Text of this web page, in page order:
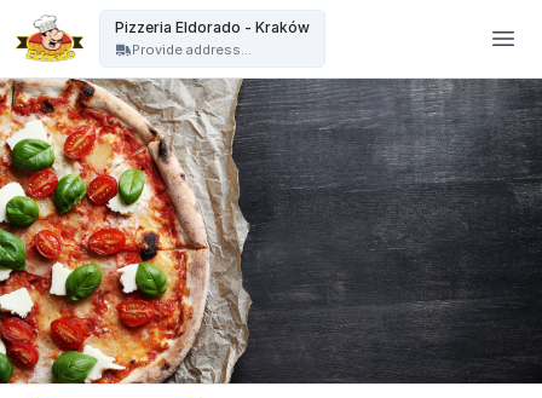
Pizzeria Eldorado - Kraków
Provide address...